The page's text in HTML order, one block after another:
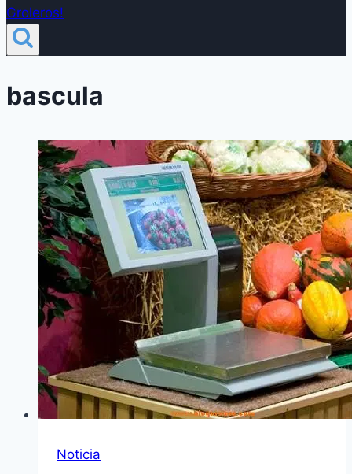
Groleros!
bascula
Noticia